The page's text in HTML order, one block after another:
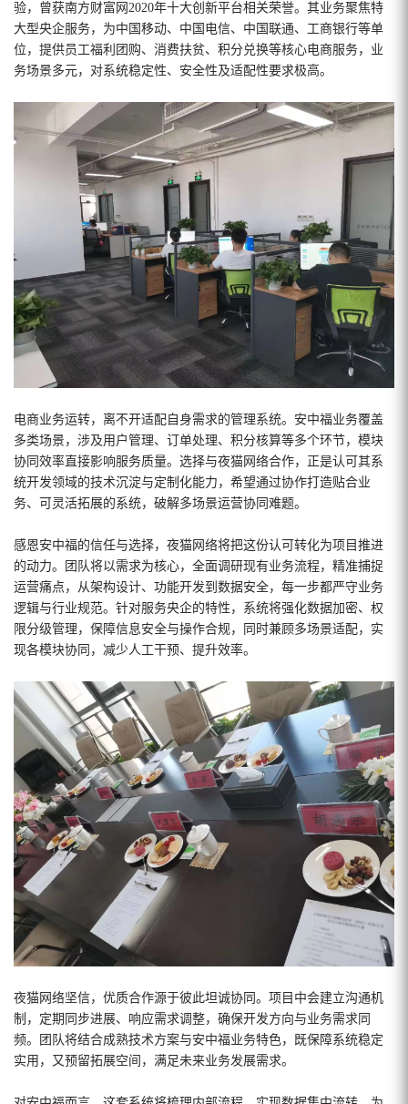
验，曾获南方财富网2020年十大创新平台相关荣誉。其业务聚焦特
大型央企服务，为中国移动、中国电信、中国联通、工商银行等单
位，提供员工福利团购、消费扶贫、积分兑换等核心电商服务，业
务场景多元，对系统稳定性、安全性及适配性要求极高。
电商业务运转，离不开适配自身需求的管理系统。安中福业务覆盖
多类场景，涉及用户管理、订单处理、积分核算等多个环节，模块
协同效率直接影响服务质量。选择与夜猫网络合作，正是认可其系
统开发领域的技术沉淀与定制化能力，希望通过协作打造贴合业
务、可灵活拓展的系统，破解多场景运营协同难题。
感恩安中福的信任与选择，夜猫网络将把这份认可转化为项目推进
的动力。团队将以需求为核心，全面调研现有业务流程，精准捕捉
运营痛点，从架构设计、功能开发到数据安全，每一步都严守业务
逻辑与行业规范。针对服务央企的特性，系统将强化数据加密、权
限分级管理，保障信息安全与操作合规，同时兼顾多场景适配，实
现各模块协同，减少人工干预、提升效率。
夜猫网络坚信，优质合作源于彼此坦诚协同。项目中会建立沟通机
制，定期同步进展、响应需求调整，确保开发方向与业务需求同
频。团队将结合成熟技术方案与安中福业务特色，既保障系统稳定
实用，又预留拓展空间，满足未来业务发展需求。